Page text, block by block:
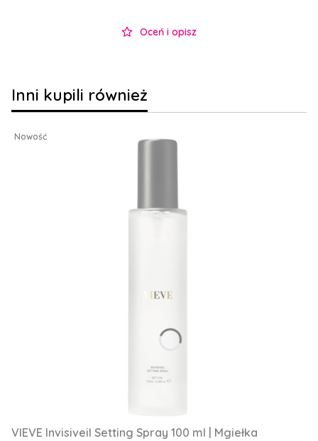
Oceń i opisz
Inni kupili również
Nowość
VIEVE Invisiveil Setting Spray 100 ml | Mgiełka